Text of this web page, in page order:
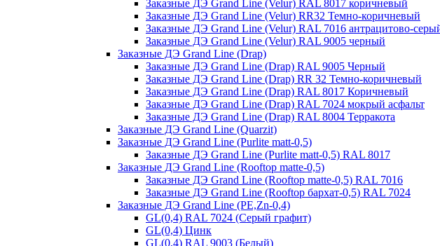
Заказные ДЭ Grand Line (Velur) RAL 8017 коричневый
Заказные ДЭ Grand Line (Velur) RR32 Темно-коричневый
Заказные ДЭ Grand Line (Velur) RAL 7016 антрацитово-
Заказные ДЭ Grand Line (Velur) RAL 9005 черный
Заказные ДЭ Grand Line (Drap)
Заказные ДЭ Grand Line (Drap) RAL 9005 Черный
Заказные ДЭ Grand Line (Drap) RR 32 Темно-коричневый
Заказные ДЭ Grand Line (Drap) RAL 8017 Коричневый
Заказные ДЭ Grand Line (Drap) RAL 7024 мокрый асфальт
Заказные ДЭ Grand Line (Drap) RAL 8004 Терракота
Заказные ДЭ Grand Line (Quarzit)
Заказные ДЭ Grand Line (Purlite matt-0,5)
Заказные ДЭ Grand Line (Purlite matt-0,5) RAL 8017
Заказные ДЭ Grand Line (Rooftop matte-0,5)
Заказные ДЭ Grand Line (Rooftop matte-0,5) RAL 7016
Заказные ДЭ Grand Line (Rooftop бархат-0,5) RAL 7024
Заказные ДЭ Grand Line (PE,Zn-0,4)
GL(0,4) RAL 7024 (Серый графит)
GL(0,4) Цинк
GL(0,4) RAL 9003 (Белый)